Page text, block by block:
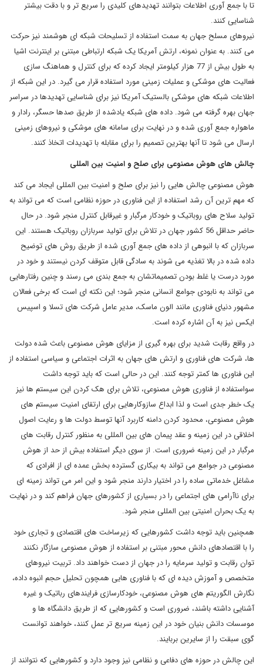
تا با جمع آوری اطلاعات بتوانند تهدیدهای کلیدی را سریع تر و با دقت بیشتر
شناسایی کنند.
نیروهای مسلح جهان به سمت استفاده از تسلیحات شبکه ای هوشمند نیز حرکت
می کنند. به عنوان نمونه، ارتش آمریکا یک شبکه ارتباطی مبتنی بر اینترنت اشیا
به طول بیش از 77 هزار کیلومتر ایجاد کرده که برای کنترل و هماهنگ سازی
فعالیت های موشکی و عملیات زمینی مورد استفاده قرار می گیرد. در این شبکه از
اطلاعات شبکه های موشکی بالستیک آمریکا نیز برای شناسایی تهدیدها در سراسر
جهان بهره گرفته می شود. داده های شبکه یادشده از طریق صدها حسگر، رادار و
ماهواره جمع آوری شده و در نهایت برای سامانه های موشکی و نیروهای زمینی
ارسال می شود تا آنها بهترین تصمیم را برای مقابله با تهدیدات اتخاذ کنند.
چالش های هوش مصنوعی برای صلح و امنیت بین المللی
هوش مصنوعی چالش هایی را نیز برای صلح و امنیت بین المللی ایجاد می کند
که مهم ترین آن رشد استفاده از این فناوری در حوزه نظامی است که می تواند به
تولید سلاح های روباتیک و خودکار مرگبار و غیرقابل کنترل منجر شود. در حال
حاضر حداقل 56 کشور جهان در تلاش برای تولید سربازان روباتیک هستند. این
سربازان که با انبوهی از داده های جمع آوری شده از طریق روش های توضیح
داده شده در بالا تغذیه می شوند به سادگی قابل متوقف کردن نیستند و خود در
مورد درست یا غلط بودن تصمیماتشان به جمع بندی می رسند و چنین رفتارهایی
می تواند به نابودی جوامع انسانی منجر شود؛ این نکته ای است که برخی فعالان
مشهور دنیای فناوری مانند الون ماسک، مدیر عامل شرکت های تسلا و اسپیس
ایکس نیز به آن اشاره کرده است.
در واقع رقابت شدید برای بهره گیری از مزایای هوش مصنوعی باعث شده دولت
ها، شرکت های فناوری و ارتش های جهان به اثرات اجتماعی و سیاسی استفاده از
این فناوری ها کمتر توجه کنند. این در حالی است که باید توجه داشت
سواستفاده از فناوری هوش مصنوعی، تلاش برای هک کردن این سیستم ها نیز
یک خطر جدی است و لذا ابداع سازوکارهایی برای ارتقای امنیت سیستم های
هوش مصنوعی، محدود کردن دامنه کاربرد آنها توسط دولت ها و رعایت اصول
اخلاقی در این زمینه و عقد پیمان های بین المللی به منظور کنترل رقابت های
مرگبار در این زمینه ضروری است. از سوی دیگر استفاده بیش از حد از هوش
مصنوعی در جوامع می تواند به بیکاری گسترده بخش عمده ای از افرادی که
مشاغل خدماتی ساده را در اختیار دارند منجر شود و این امر می تواند زمینه ای
برای ناآرامی های اجتماعی را در بسیاری از کشورهای جهان فراهم کند و در نهایت
به یک بحران امنیتی بین المللی منجر شود.
همچنین باید توجه داشت کشورهایی که زیرساخت های اقتصادی و تجاری خود
را با اقتصادهای دانش محور مبتنی بر استفاده از هوش مصنوعی سازگار نکنند
توان رقابت و تولید سرمایه را در جهان از دست خواهند داد. تربیت نیروهای
متخصص و آموزش دیده ای که با فناوری هایی همچون تحلیل حجم انبوه داده،
نگارش الگوریتم های هوش مصنوعی، خودکارسازی فرایندهای رباتیک و غیره
آشنایی داشته باشند، ضروری است و کشورهایی که از طریق دانشگاه ها و
موسسات دانش بنیان خود در این زمینه سریع تر عمل کنند، خواهند توانست
گوی سبقت را از سایرین بربایند.
این چالش در حوزه های دفاعی و نظامی نیز وجود دارد و کشورهایی که نتوانند از